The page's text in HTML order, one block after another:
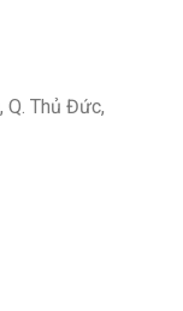
Q. Thủ Đức,